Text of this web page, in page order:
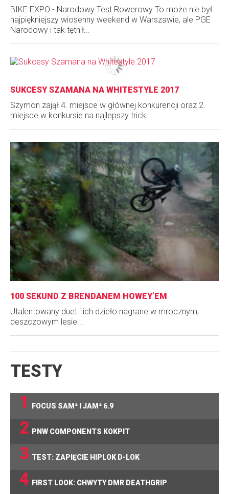
BIKE EXPO - Narodowy Test Rowerowy To może nie był
najpiękniejszy wiosenny weekend w Warszawie, ale PGE
Narodowy i tak tętnił...
SUKCESY SZAMANA NA WHITESTYLE 2017
Szymon zajął 4. miejsce w głównej konkurencji oraz 2.
miejsce w konkursie na najlepszy trick...
100 SEKUND Z BRENDANEM HOWEY’EM
Utalentowany duet i ich dzieło nagrane w mrocznym,
deszczowym lesie...
TESTY
1
FOCUS SAM² I JAM² 6.9
2 PNW COMPONENTS KOKPIT
3 TEST: ZAPIĘCIE HIPLOK D-LOK
4 FIRST LOOK: CHWYTY DMR DEATHGRIP